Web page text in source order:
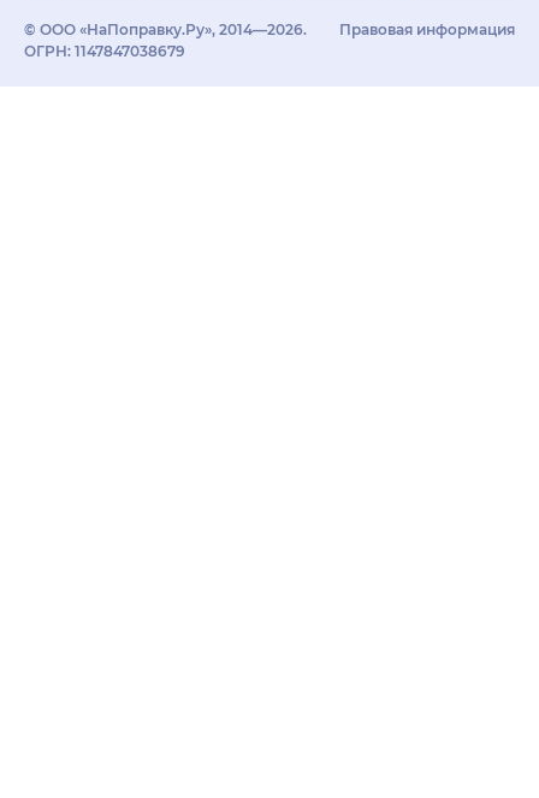
© ООО «НаПоправку.Ру», 2014—2026.
ОГРН: 1147847038679
Правовая информация